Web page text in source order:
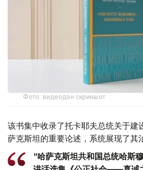
Фото: видеодан скриншот
该书集中收录了托卡耶夫总统关于建
萨克斯坦的重要论述，系统展现了其
“哈萨克斯坦共和国总统哈斯